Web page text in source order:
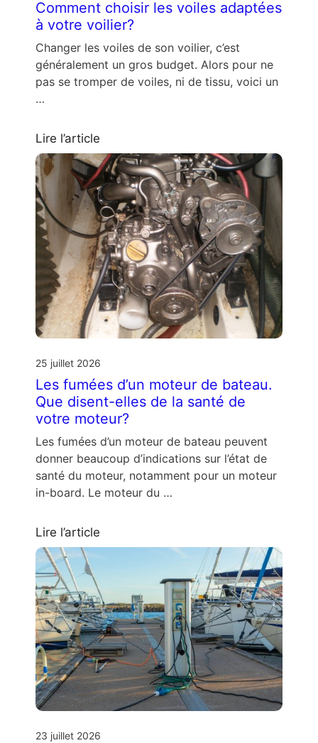
Comment choisir les voiles adaptées
à votre voilier?
Changer les voiles de son voilier, c’est
généralement un gros budget. Alors pour ne
pas se tromper de voiles, ni de tissu, voici un
…
Lire l’article
25 juillet 2026
Les fumées d’un moteur de bateau.
Que disent-elles de la santé de
votre moteur?
Les fumées d’un moteur de bateau peuvent
donner beaucoup d’indications sur l’état de
santé du moteur, notamment pour un moteur
in-board. Le moteur du …
Lire l’article
23 juillet 2026